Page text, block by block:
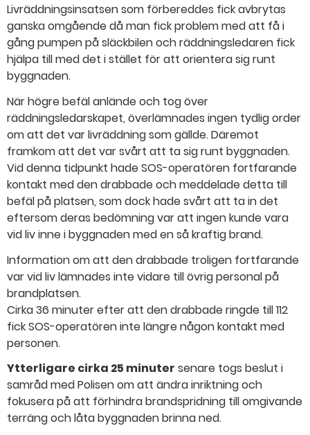
Livräddningsinsatsen som förbereddes fick avbrytas
ganska omgående då man fick problem med att få i
gång pumpen på släckbilen och räddningsledaren fick
hjälpa till med det i stället för att orientera sig runt
byggnaden.
När högre befäl anlände och tog över
räddningsledarskapet, överlämnades ingen tydlig order
om att det var livräddning som gällde. Däremot
framkom att det var svårt att ta sig runt byggnaden.
Vid denna tidpunkt hade SOS-operatören fortfarande
kontakt med den drabbade och meddelade detta till
befäl på platsen, som dock hade svårt att ta in det
eftersom deras bedömning var att ingen kunde vara
vid liv inne i byggnaden med en så kraftig brand.
Information om att den drabbade troligen fortfarande
var vid liv lämnades inte vidare till övrig personal på
brandplatsen.
Cirka 36 minuter efter att den drabbade ringde till 112
fick SOS-operatören inte längre någon kontakt med
personen.
Ytterligare cirka 25 minuter senare togs beslut i
samråd med Polisen om att ändra inriktning och
fokusera på att förhindra brandspridning till omgivande
terräng och låta byggnaden brinna ned.